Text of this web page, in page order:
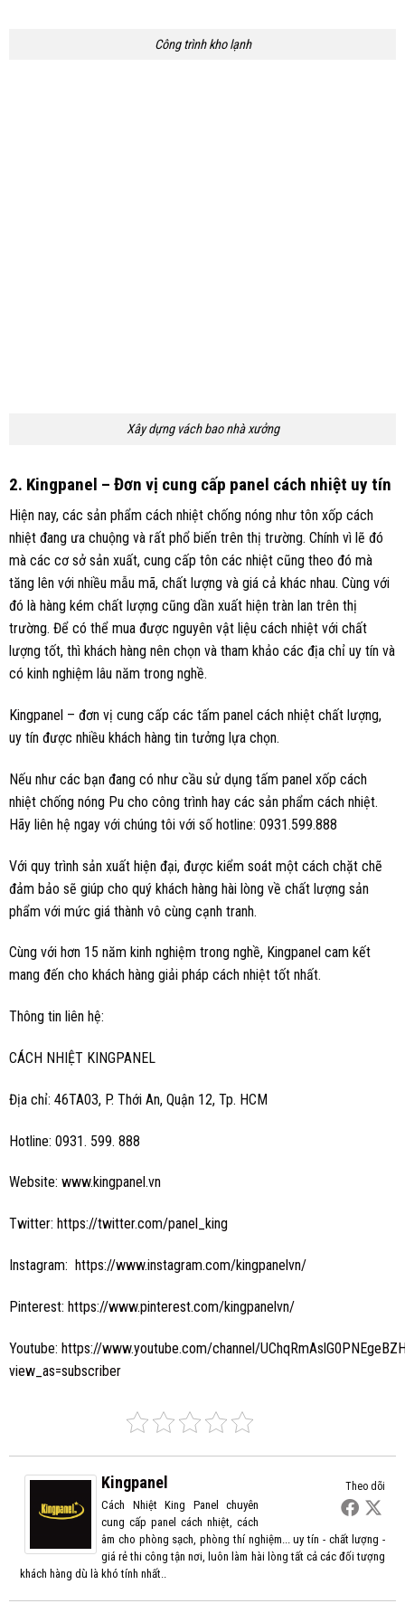
Công trình kho lạnh
Xây dựng vách bao nhà xưởng
2. Kingpanel – Đơn vị cung cấp panel cách nhiệt uy tín
Hiện nay, các sản phẩm cách nhiệt chống nóng như tôn xốp cách
nhiệt đang ưa chuộng và rất phổ biến trên thị trường. Chính vì lẽ đó
mà các cơ sở sản xuất, cung cấp tôn các nhiệt cũng theo đó mà
tăng lên với nhiều mẫu mã, chất lượng và giá cả khác nhau. Cùng với
đó là hàng kém chất lượng cũng dần xuất hiện tràn lan trên thị
trường. Để có thể mua được nguyên vật liệu cách nhiệt với chất
lượng tốt, thì khách hàng nên chọn và tham khảo các địa chỉ uy tín và
có kinh nghiệm lâu năm trong nghề.
Kingpanel – đơn vị cung cấp các tấm panel cách nhiệt chất lượng,
uy tín được nhiều khách hàng tin tưởng lựa chọn.
Nếu như các bạn đang có như cầu sử dụng tấm panel xốp cách
nhiệt chống nóng Pu cho công trình hay các sản phẩm cách nhiệt.
Hãy liên hệ ngay với chúng tôi với số hotline: 0931.599.888
Với quy trình sản xuất hiện đại, được kiểm soát một cách chặt chẽ
đảm bảo sẽ giúp cho quý khách hàng hài lòng về chất lượng sản
phẩm với mức giá thành vô cùng cạnh tranh.
Cùng với hơn 15 năm kinh nghiệm trong nghề, Kingpanel cam kết
mang đến cho khách hàng giải pháp cách nhiệt tốt nhất.
Thông tin liên hệ:
CÁCH NHIỆT KINGPANEL
Địa chỉ: 46TA03, P. Thới An, Quận 12, Tp. HCM
Hotline: 0931. 599. 888
Website: www.kingpanel.vn
Twitter: https://twitter.com/panel_king
Instagram: https://www.instagram.com/kingpanelvn/
Pinterest: https://www.pinterest.com/kingpanelvn/
Youtube: https://www.youtube.com/channel/
view_as=subscriber
Theo dõi
Kingpanel
Cách Nhiệt King Panel chuyên
cung cấp panel cách nhiệt, cách
âm cho phòng sạch, phòng thí nghiệm... uy tín - chất lượng -
giá rẻ thi công tận nơi, luôn làm hài lòng tất cả các đối tượng
khách hàng dù là khó tính nhất..